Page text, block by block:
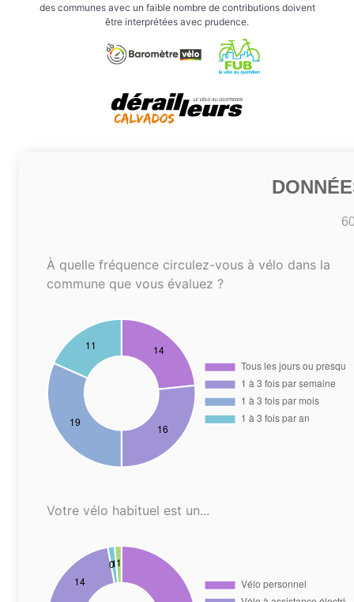
des communes avec un faible nombre de contributions doivent
être interprétées avec prudence.
À quelle fréquence circulez-vous à vélo dans la
commune que vous évaluez ?
Votre vélo habituel est un...